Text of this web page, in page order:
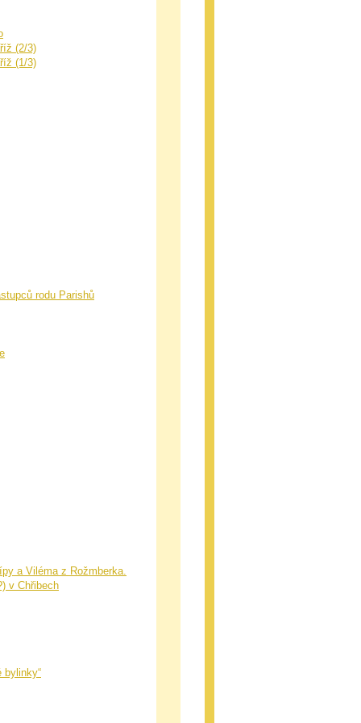
(2/3)
(1/3)
rodu Parishů
a Viléma z Rožmberka.
v Chřibech
bylinky“